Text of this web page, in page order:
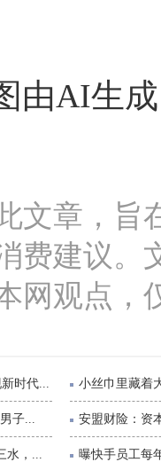
由AI生成
文章，旨
费建议。
网观点，
时代... 小丝巾里藏着
子... 安盟财险：资
水，... 曝快手员工每